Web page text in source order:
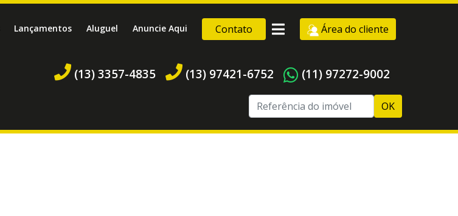
Lançamentos Aluguel Anuncie Aqui Contato Área do cliente
(13) 3357-4835 (13) 97421-6752 (11) 97272-9002
OK